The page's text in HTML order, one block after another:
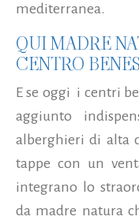
mediterranea.
QUI MADRE
CENTRO
E se oggi i centri
aggiunto
alberghieri di alta
tappe con un
integrano lo
da madre natura